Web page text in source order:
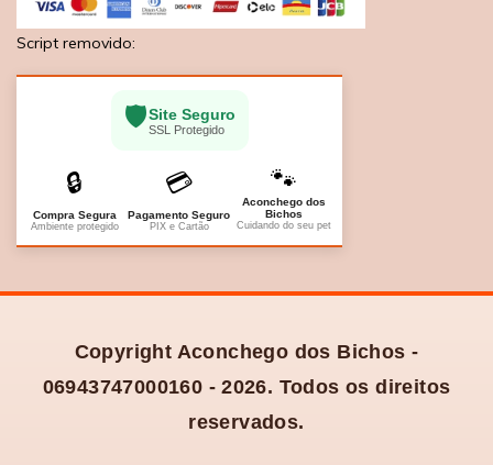
Script removido:
🛡️Site Seguro
SSL Protegido
🔒
Compra Segura
Ambiente protegido
💳
Pagamento Seguro
PIX e Cartão
🐾
Aconchego dos
Bichos
Cuidando do seu pet
Copyright Aconchego dos Bichos -
06943747000160 - 2026. Todos os direitos
reservados.